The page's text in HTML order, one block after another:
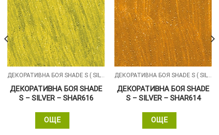
ДЕКОРАТИВНА БОЯ SHADE S ( SILVER , GOLD , ALUMIN ) СЪС ПЕРЛЕН ПЯСЪЧЕН ЕФЕКТ
ДЕКОРАТИВНА БОЯ SHADE
S – SILVER – SHAR616
ОЩЕ
ДЕКОРАТИВНА БОЯ SHADE S ( SILVER , GOLD , ALUMIN ) СЪС ПЕРЛЕН ПЯСЪЧЕН ЕФЕКТ
ДЕКОРАТИВНА БОЯ SHADE
S – SILVER – SHAR614
ОЩЕ